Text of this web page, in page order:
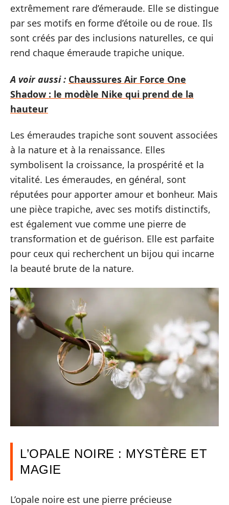
extrêmement rare d’émeraude. Elle se distingue
par ses motifs en forme d’étoile ou de roue. Ils
sont créés par des inclusions naturelles, ce qui
rend chaque émeraude trapiche unique.
A voir aussi : Chaussures Air Force One
Shadow : le modèle Nike qui prend de la
hauteur
Les émeraudes trapiche sont souvent associées
à la nature et à la renaissance. Elles
symbolisent la croissance, la prospérité et la
vitalité. Les émeraudes, en général, sont
réputées pour apporter amour et bonheur. Mais
une pièce trapiche, avec ses motifs distinctifs,
est également vue comme une pierre de
transformation et de guérison. Elle est parfaite
pour ceux qui recherchent un bijou qui incarne
la beauté brute de la nature.
L’OPALE NOIRE : MYSTÈRE ET
MAGIE
L’opale noire est une pierre précieuse